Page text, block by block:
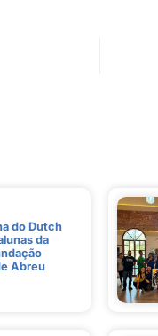
do Dutch
da
Abreu